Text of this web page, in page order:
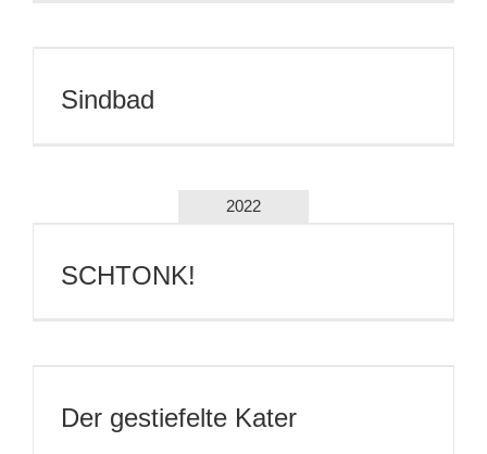
Sindbad
2022
SCHTONK!
Der gestiefelte Kater